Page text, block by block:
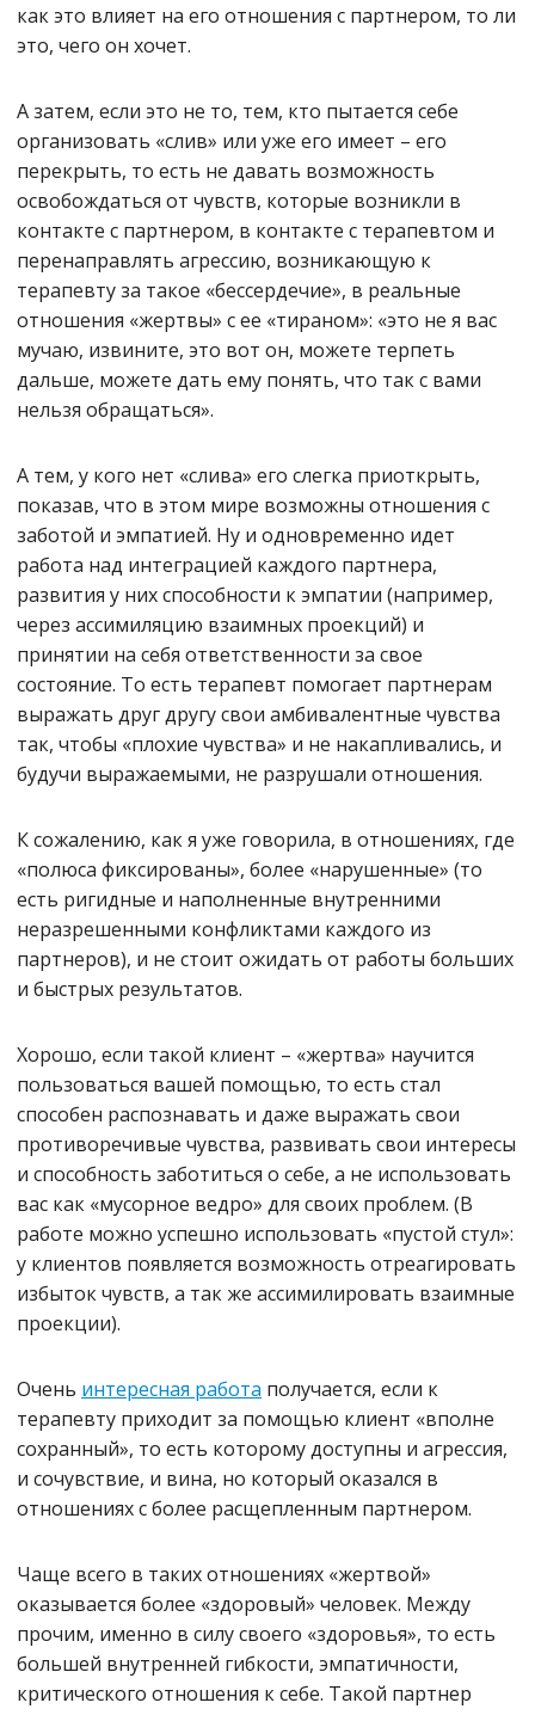
как это влияет на его отношения с партнером, то ли
это, чего он хочет.
А затем, если это не то, тем, кто пытается себе
организовать «слив» или уже его имеет – его
перекрыть, то есть не давать возможность
освобождаться от чувств, которые возникли в
контакте с партнером, в контакте с терапевтом и
перенаправлять агрессию, возникающую к
терапевту за такое «бессердечие», в реальные
отношения «жертвы» с ее «тираном»: «это не я вас
мучаю, извините, это вот он, можете терпеть
дальше, можете дать ему понять, что так с вами
нельзя обращаться».
А тем, у кого нет «слива» его слегка приоткрыть,
показав, что в этом мире возможны отношения с
заботой и эмпатией. Ну и одновременно идет
работа над интеграцией каждого партнера,
развития у них способности к эмпатии (например,
через ассимиляцию взаимных проекций) и
принятии на себя ответственности за свое
состояние. То есть терапевт помогает партнерам
выражать друг другу свои амбивалентные чувства
так, чтобы «плохие чувства» и не накапливались, и
будучи выражаемыми, не разрушали отношения.
К сожалению, как я уже говорила, в отношениях, где
«полюса фиксированы», более «нарушенные» (то
есть ригидные и наполненные внутренними
неразрешенными конфликтами каждого из
партнеров), и не стоит ожидать от работы больших
и быстрых результатов.
Хорошо, если такой клиент – «жертва» научится
пользоваться вашей помощью, то есть стал
способен распознавать и даже выражать свои
противоречивые чувства, развивать свои интересы
и способность заботиться о себе, а не использовать
вас как «мусорное ведро» для своих проблем. (В
работе можно успешно использовать «пустой стул»:
у клиентов появляется возможность отреагировать
избыток чувств, а так же ассимилировать взаимные
проекции).
Очень интересная работа получается, если к
терапевту приходит за помощью клиент «вполне
сохранный», то есть которому доступны и агрессия,
и сочувствие, и вина, но который оказался в
отношениях с более расщепленным партнером.
Чаще всего в таких отношениях «жертвой»
оказывается более «здоровый» человек. Между
прочим, именно в силу своего «здоровья», то есть
большей внутренней гибкости, эмпатичности,
критического отношения к себе. Такой партнер